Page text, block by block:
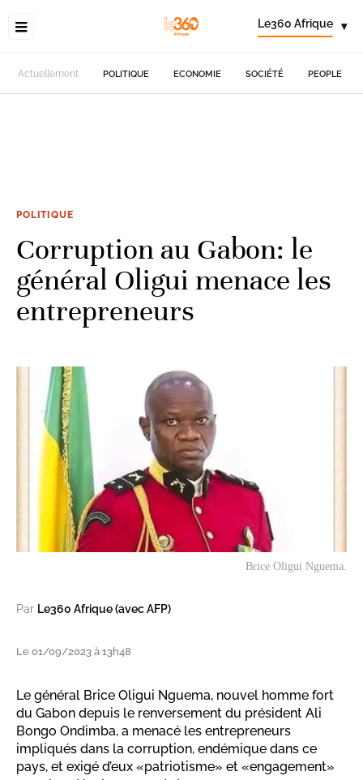
Le360 Afrique ▾
Actuellement POLITIQUE ECONOMIE SOCIÉTÉ PEOPLE
POLITIQUE
Corruption au Gabon: le
général Oligui menace les
entrepreneurs
Brice Oligui Nguema.
Par Le360 Afrique (avec AFP)
Le 01/09/2023 à 13h48
Le général Brice Oligui Nguema, nouvel homme fort
du Gabon depuis le renversement du président Ali
Bongo Ondimba, a menacé les entrepreneurs
impliqués dans la corruption, endémique dans ce
pays, et exigé d’eux «patriotisme» et «engagement»